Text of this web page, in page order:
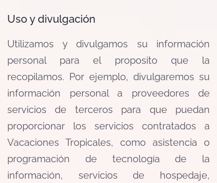
Uso y divulgación
Utilizamos y divulgamos su información
personal para el proposito que la
recopilamos. Por ejemplo, divulgaremos su
información personal a proveedores de
servicios de terceros para que puedan
proporcionar los servicios contratados a
Vacaciones Tropicales, como asistencia o
programación de tecnología de la
información, servicios de hospedaje,